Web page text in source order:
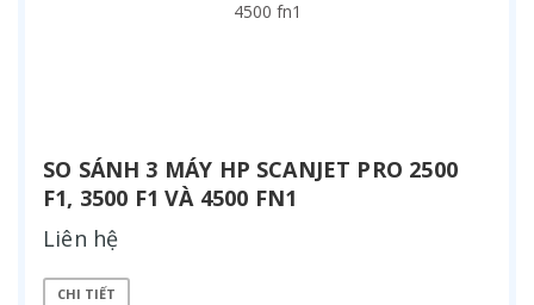
SO SÁNH 3 MÁY HP SCANJET PRO 2500
F1, 3500 F1 VÀ 4500 FN1
Liên hệ
CHI TIẾT